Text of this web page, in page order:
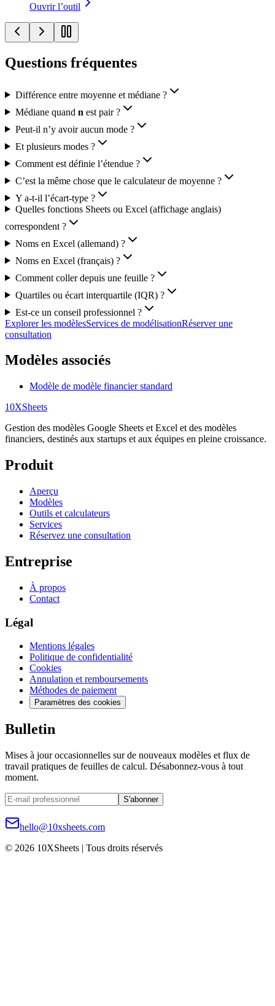
Ouvrir l’outil
Questions fréquentes
Différence entre moyenne et médiane ?
Médiane quand n est pair ?
Peut‑il n’y avoir aucun mode ?
Et plusieurs modes ?
Comment est définie l’étendue ?
C’est la même chose que le calculateur de moyenne ?
Y a‑t‑il l’écart-type ?
Quelles fonctions Sheets ou Excel (affichage anglais)
correspondent ?
Noms en Excel (allemand) ?
Noms en Excel (français) ?
Comment coller depuis une feuille ?
Quartiles ou écart interquartile (IQR) ?
Est-ce un conseil professionnel ?
Explorer les modèlesServices de modélisationRéserver une
consultation
Modèles associés
Modèle de modèle financier standard
10XSheets
Gestion des modèles Google Sheets et Excel et des modèles
financiers, destinés aux startups et aux équipes en pleine croissance.
Produit
Aperçu
Modèles
Outils et calculateurs
Services
Réservez une consultation
Entreprise
À propos
Contact
Légal
Mentions légales
Politique de confidentialité
Cookies
Annulation et remboursements
Méthodes de paiement
Paramètres des cookies
Bulletin
Mises à jour occasionnelles sur de nouveaux modèles et flux de
travail pratiques de feuilles de calcul. Désabonnez-vous à tout
moment.
S'abonner
hello@10xsheets.com
© 2026 10XSheets | Tous droits réservés